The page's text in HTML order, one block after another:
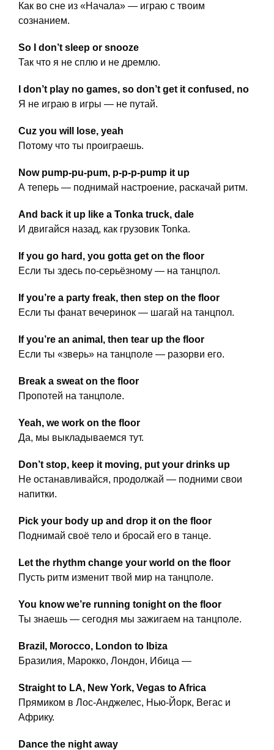
Как во сне из «Начала» — играю с твоим
сознанием.
So I don’t sleep or snooze
Так что я не сплю и не дремлю.
I don’t play no games, so don’t get it confused, no
Я не играю в игры — не путай.
Cuz you will lose, yeah
Потому что ты проиграешь.
Now pump-pu-pum, p-p-p-pump it up
А теперь — поднимай настроение, раскачай ритм.
And back it up like a Tonka truck, dale
И двигайся назад, как грузовик Tonka.
If you go hard, you gotta get on the floor
Если ты здесь по-серьёзному — на танцпол.
If you’re a party freak, then step on the floor
Если ты фанат вечеринок — шагай на танцпол.
If you’re an animal, then tear up the floor
Если ты «зверь» на танцполе — разорви его.
Break a sweat on the floor
Пропотей на танцполе.
Yeah, we work on the floor
Да, мы выкладываемся тут.
Don’t stop, keep it moving, put your drinks up
Не останавливайся, продолжай — подними свои
напитки.
Pick your body up and drop it on the floor
Поднимай своё тело и бросай его в танце.
Let the rhythm change your world on the floor
Пусть ритм изменит твой мир на танцполе.
You know we’re running tonight on the floor
Ты знаешь — сегодня мы зажигаем на танцполе.
Brazil, Morocco, London to Ibiza
Бразилия, Марокко, Лондон, Ибица —
Straight to LA, New York, Vegas to Africa
Прямиком в Лос-Анджелес, Нью-Йорк, Вегас и
Африку.
Dance the night away